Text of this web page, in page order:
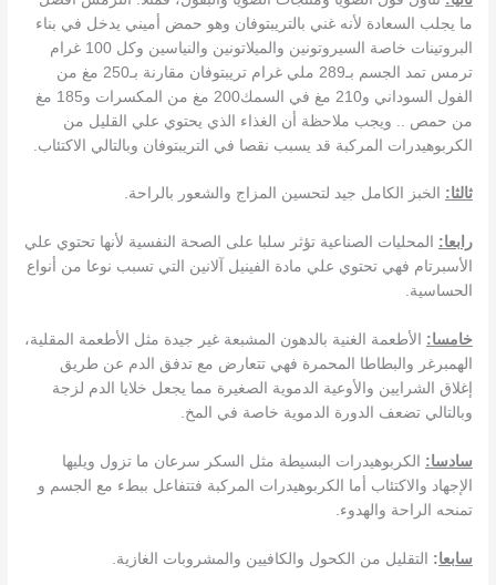
ما يجلب السعادة لأنه غني بالتريبتوفان وهو حمض أميني يدخل في بناء
البروتينات خاصة السيروتونين والميلاتونين والنياسين وكل ‏100‏ غرام
ترمس تمد الجسم بـ‏289‏ ملي غرام تريبتوفان مقارنة بـ‏250 ‏مغ من
الفول السوداني و‏210‏ مغ في السمك‏200‏ مغ من المكسرات و‏185‏ مغ
من حمص ‏.‏.‏ ويجب ملاحظة أن الغذاء الذي يحتوي علي القليل من
الكربوهيدرات المركبة قد يسبب نقصا في التريبتوفان وبالتالي الاكتئاب‏.‏
ثالثا‏:‏ الخبز الكامل جيد لتحسين المزاج والشعور بالراحة.
رابعا‏:‏ المحليات الصناعية تؤثر سلبا على الصحة النفسية لأنها تحتوي علي
الأسبرتام فهي تحتوي علي مادة الفينيل آلانين التي تسبب نوعا من أنواع
الحساسية‏.‏
خامسا‏:‏ الأطعمة الغنية بالدهون المشبعة غير جيدة مثل الأطعمة المقلية‏،‏
الهمبرغر والبطاطا المحمرة‏‏ فهي تتعارض مع تدفق الدم عن طريق
إغلاق الشرايين والأوعية الدموية الصغيرة مما يجعل خلايا الدم لزجة
وبالتالي تضعف الدورة الدموية خاصة في المخ‏.‏
سادسا‏:‏ الكربوهيدرات البسيطة مثل السكر سرعان ما تزول ويليها
الإجهاد والاكتئاب‏ أما الكربوهيدرات المركبة فتتفاعل ببطء مع الجسم و
تمنحه الراحة والهدوء‏.
سابعا‏:‏ التقليل من الكحول والكافيين والمشروبات الغازية.‏